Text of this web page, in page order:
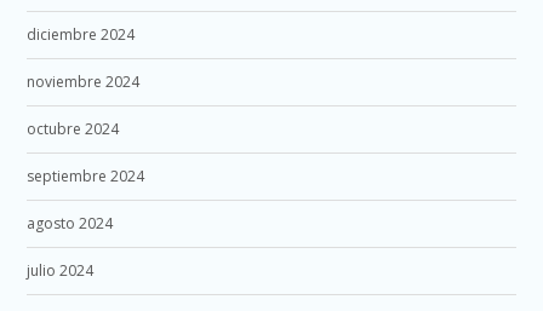
diciembre 2024
noviembre 2024
octubre 2024
septiembre 2024
agosto 2024
julio 2024